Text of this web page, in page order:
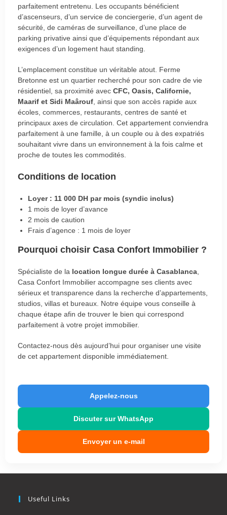
parfaitement entretenu. Les occupants bénéficient
d’ascenseurs, d’un service de conciergerie, d’un agent de
sécurité, de caméras de surveillance, d’une place de
parking privative ainsi que d’équipements répondant aux
exigences d’un logement haut standing.
L’emplacement constitue un véritable atout. Ferme
Bretonne est un quartier recherché pour son cadre de vie
résidentiel, sa proximité avec CFC, Oasis, Californie,
Maarif et Sidi Maârouf , ainsi que son accès rapide aux
écoles, commerces, restaurants, centres de santé et
principaux axes de circulation. Cet appartement conviendra
parfaitement à une famille, à un couple ou à des expatriés
souhaitant vivre dans un environnement à la fois calme et
proche de toutes les commodités.
Conditions de location
Loyer : 11 000 DH par mois (syndic inclus)
1 mois de loyer d’avance
2 mois de caution
Frais d’agence : 1 mois de loyer
Pourquoi choisir Casa Confort Immobilier ?
Spécialiste de la location longue durée à Casablanca
Casa Confort Immobilier accompagne ses clients avec
sérieux et transparence dans la recherche d’appartements,
studios, villas et bureaux. Notre équipe vous conseille à
chaque étape afin de trouver le bien qui correspond
parfaitement à votre projet immobilier.
Contactez-nous dès aujourd’hui pour organiser une visite
de cet appartement disponible immédiatement.
Appelez-nous
Discuter sur WhatsApp
Envoyer un e-mail
Useful Links